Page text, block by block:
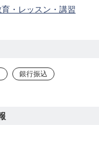
育・レッスン・講習
銀行振込